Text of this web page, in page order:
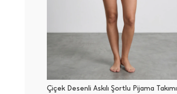
Çiçek Desenli Askılı Şortlu Pijama Takımı